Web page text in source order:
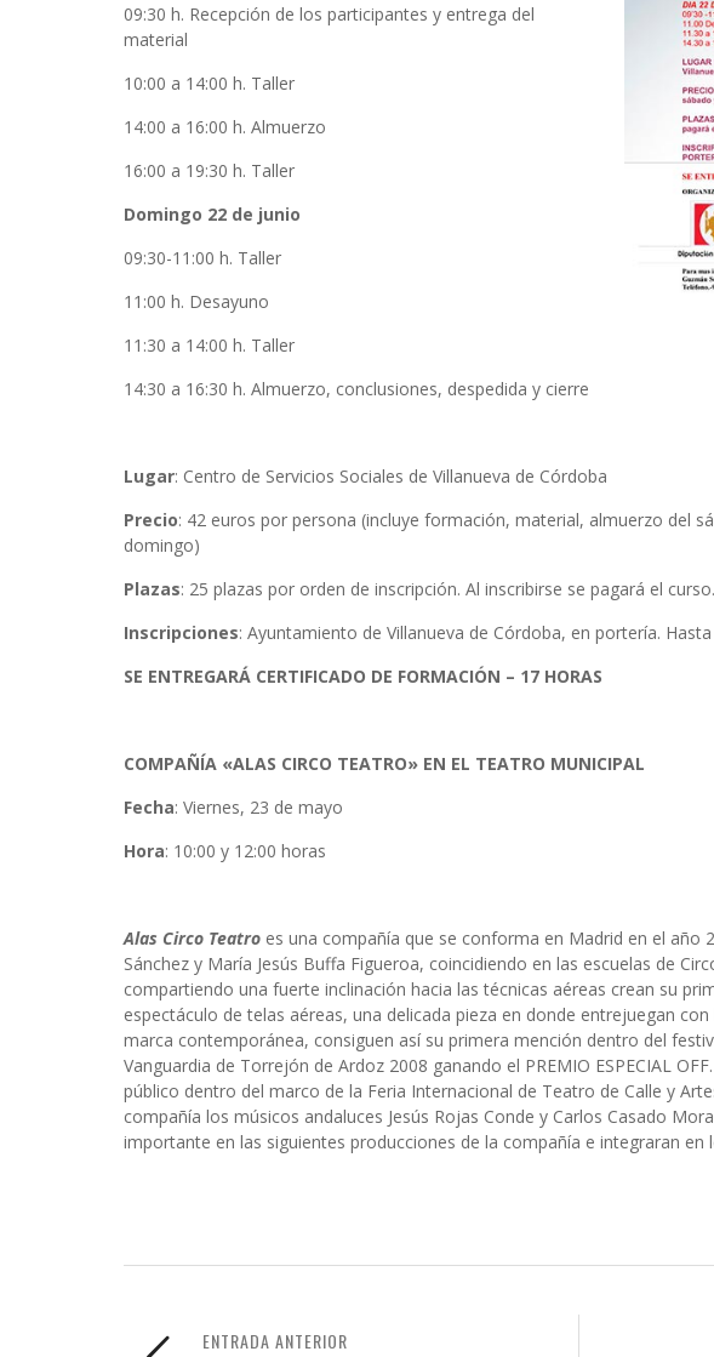
09:30 h. Recepción de los participantes y entrega del
material
10:00 a 14:00 h. Taller
14:00 a 16:00 h. Almuerzo
16:00 a 19:30 h. Taller
Domingo 22 de junio
09:30-11:00 h. Taller
11:00 h. Desayuno
11:30 a 14:00 h. Taller
14:30 a 16:30 h. Almuerzo, conclusiones, despedida y cierre
Lugar: Centro de Servicios Sociales de Villanueva de Córdoba
Precio: 42 euros por persona (incluye formación, material, almuerzo del
domingo)
Plazas: 25 plazas por orden de inscripción. Al inscribirse se pagará el
Inscripciones: Ayuntamiento de Villanueva de Córdoba, en portería.
SE ENTREGARÁ CERTIFICADO DE FORMACIÓN – 17 HORAS
COMPAÑÍA «ALAS CIRCO TEATRO» EN EL TEATRO MUNICIPAL
Fecha: Viernes, 23 de mayo
Hora: 10:00 y 12:00 horas
Alas Circo Teatro es una compañía que se conforma en Madrid en el año
Sánchez y María Jesús Buffa Figueroa, coincidiendo en las escuelas de
compartiendo una fuerte inclinación hacia las técnicas aéreas crean su
espectáculo de telas aéreas, una delicada pieza en donde entrejuegan
marca contemporánea, consiguen así su primera mención dentro del
Vanguardia de Torrejón de Ardoz 2008 ganando el PREMIO ESPECIAL
público dentro del marco de la Feria Internacional de Teatro de Calle y
compañía los músicos andaluces Jesús Rojas Conde y Carlos Casado
importante en las siguientes producciones de la compañía e integraran en
ENTRADA ANTERIOR